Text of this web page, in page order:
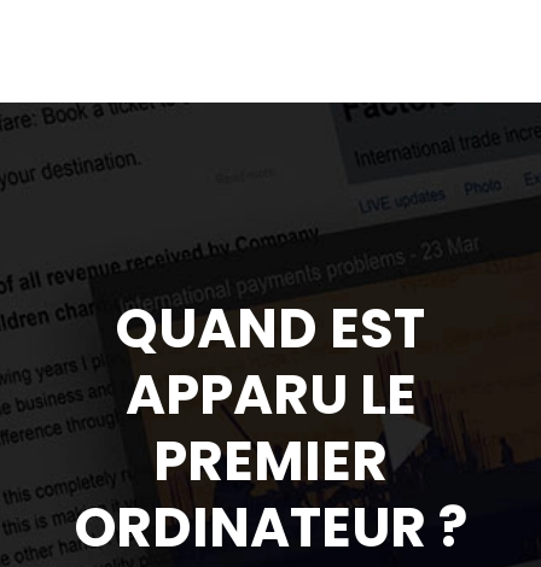
QUAND EST
APPARU LE
PREMIER
ORDINATEUR ?